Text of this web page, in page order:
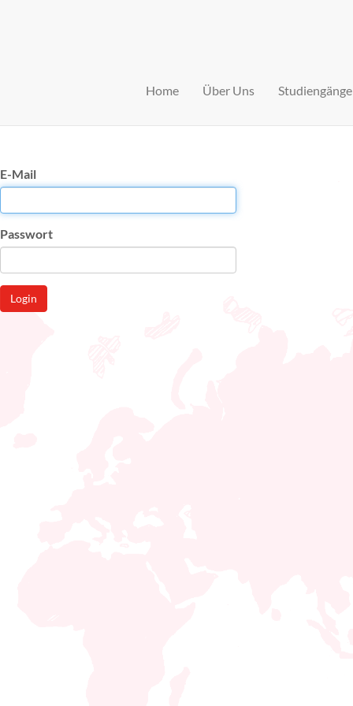
Home Über Uns Studiengänge
E-Mail
Passwort
Login